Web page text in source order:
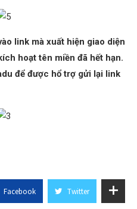
link mà xuất hiện giao diện
hoạt tên miền đã hết hạn.
để được hổ trợ gửi lại link
Facebook Twitter